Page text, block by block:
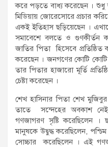
করে পড়তে বাধ্য করেছেন । শুধু
মিডিয়ায় জোরেসোরে প্রচার
একই ইতিহাস ছড়িয়েছেন ।
সমাবেশে বলতে ও গুণকীর্তন
জাতির পিতা হিসেবে
করেছেন । জনগণের কোটি
তার পিতার হাজারো মূর্তি
চেষ্টা করেছেন ।
শেখ হাসিনার পিতা শেখ
তাতে সন্দেহের অবকাশ
গণজাগরণ সৃষ্টি করেছিলেন ।
মানুষকে উদ্বুদ্ধ করেছিলেন,
সোচ্চার করেছিলেন । এই